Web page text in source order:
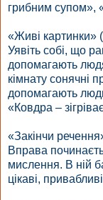
грибним супом»,
«Живі картинки»
Уявіть собі, що
допомагають
кімнату сонячні
допомагають
«Ковдра –
«Закінчи
Вправа
мислення. В ній
цікаві,